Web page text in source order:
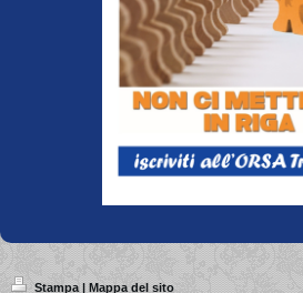
Stampa | Mappa del sito